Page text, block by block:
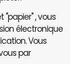
"papier" , vous
électronique
Vous
par